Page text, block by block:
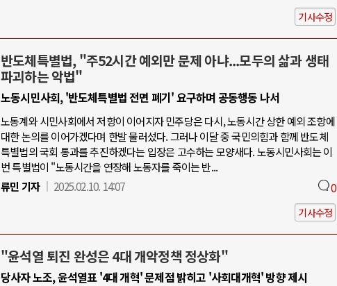
기사수정
반도체특별법, "주52시간 예외만 문제 아냐...모두의 삶과 생태
파괴하는 악법"
노동시민사회, '반도체특별법 전면 폐기' 요구하며 공동행동 나서
노동계와 시민사회에서 저항이 이어지자 민주당은 다시, 노동시간 상한 예외 조항에
대한 논의를 이어가겠다며 한발 물러섰다. 그러나 이달 중 국민의힘과 함께 반도체
특별법의 국회 통과를 추진하겠다는 입장은 고수하는 모양새다. 노동시민사회는 이
번 특별법이 "노동시간을 연장해 노동자를 죽이는 반...
류민 기자
2025.02.10. 14:07 0
기사수정
"윤석열 퇴진 완성은 4대 개악정책 정상화"
당사자 노조, 윤석열표 '4대 개혁' 문제점 밝히고 '사회대개혁' 방향 제시